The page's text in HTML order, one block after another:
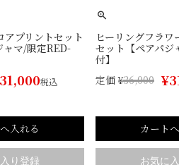
プリントセット
ャマ/限定RED-
31,000税込
入れる
ヒーリングフラワ
セット【ペアパジ
付】
定価 ¥36,000 ¥
カート